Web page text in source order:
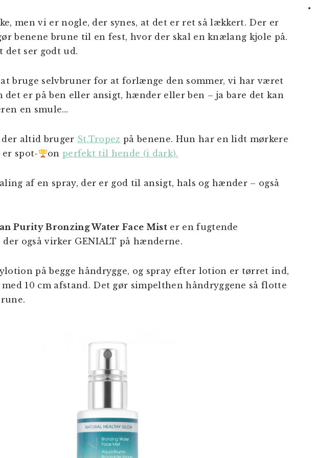
men vi er nogle, der synes, at det er ret så lækkert. Der er
benene brune til en fest, hvor der skal en knælang kjole på.
det ser godt ud.
bruge selvbruner for at forlænge den sommer, vi har været
det er på ben eller ansigt, hænder eller ben – ja bare det kan
en smule…
der altid bruger St.Tropez på benene. Hun har en lidt mørkere
spot-
on perfekt til hende (i dark).
af en spray, der er god til ansigt, hals og hænder – også
Purity Bronzing Water Face Mist er en fugtende
der også virker GENIALT på hænderne.
på begge håndrygge, og spray efter lotion er tørret ind,
10 cm afstand. Det gør simpelthen håndryggene så flotte